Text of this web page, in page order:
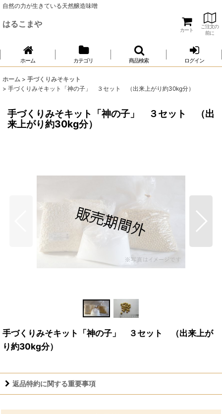
自然の力が生きている天然醸造味噌
はるこまや
カート
ご注文の
前に
ホーム カテゴリ 商品検索 ログイン
ホーム > 手づくりみそキット
> 手づくりみそキット「神の子」 ３セット （出来上がり約30kg分）
手づくりみそキット「神の子」 ３セット （出
来上がり約30kg分）
手づくりみそキット「神の子」 ３セット （出来上が
り約30kg分）
返品特約に関する重要事項